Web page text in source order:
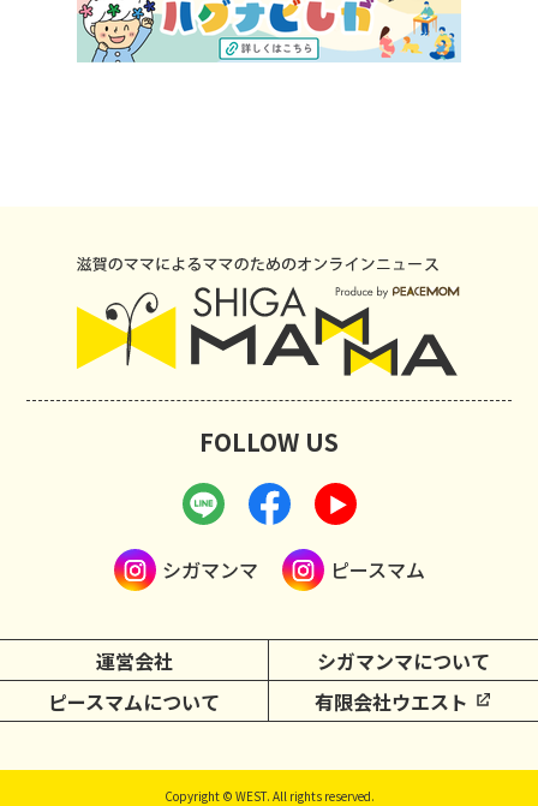
運営会社
シガマンマについて
ピースマムについて
有限会社ウエスト
FOLLOW US
シガマンマ ピースマム
Copyright © WEST. All rights reserved.